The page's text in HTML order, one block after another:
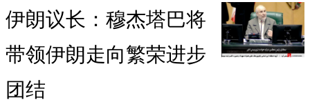
伊朗议长：穆杰塔巴将
带领伊朗走向繁荣进步
团结